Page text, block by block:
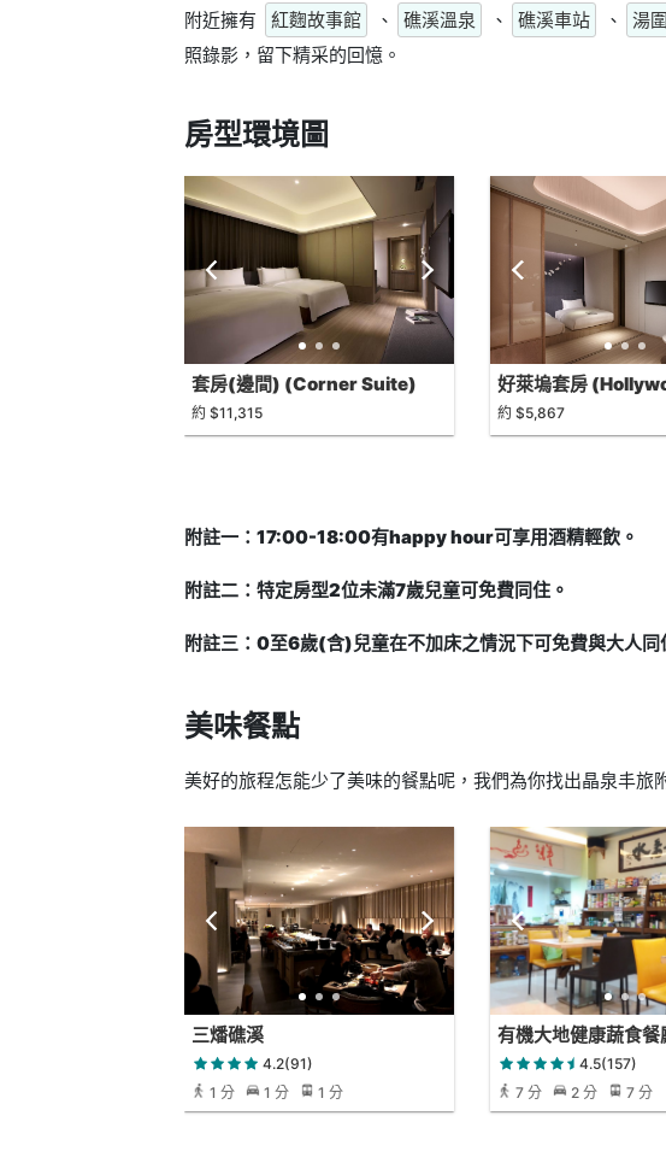
附近擁有 紅麴故事館 、 礁溪溫泉 、 礁溪車站 、 湯
照錄影，留下精采的回憶。
房型環境圖
套房(邊間) (Corner Suite)
約 $11,315
好萊塢套房
約 $5,867
附註一：17:00-18:00有happy hour可享用酒精輕飲。
附註二：特定房型2位未滿7歲兒童可免費同住。
附註三：0至6歲(含)兒童在不加床之情況下可免費與大人同
美味餐點
美好的旅程怎能少了美味的餐點呢，我們為你找出晶泉丰旅
三燔礁溪
4.2(91)
1 分
1 分 1 分
有機大地健康蔬食餐
4.5(157)
7 分
2 分 7 分